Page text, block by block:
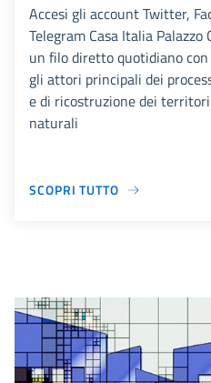
Accesi gli account Twitter,
Telegram Casa Italia
un filo diretto quotidiano
gli attori principali dei
e di ricostruzione dei
naturali
SCOPRI TUTTO